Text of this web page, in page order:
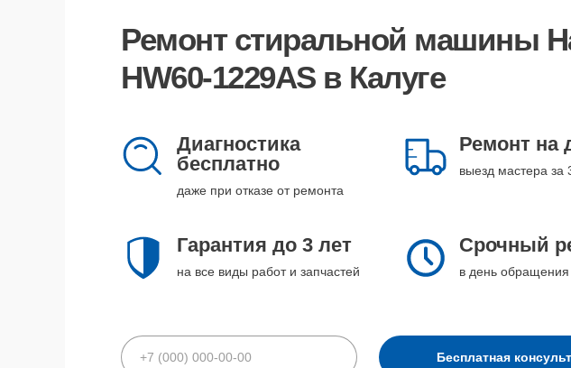
Ремонт стиральной машины
HW60-1229ASв Калуге
Диагностика
бесплатно
даже при отказе от ремонта
Ремонт на
выезд мастера за
Гарантия до 3 лет
на все виды работ и запчастей
Срочный
в день
Бесплатная